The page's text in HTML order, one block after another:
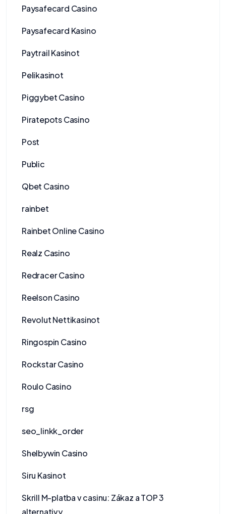
Paysafecard Casino
Paysafecard Kasino
Paytrail Kasinot
Pelikasinot
Piggybet Casino
Piratepots Casino
Post
Public
Qbet Casino
rainbet
Rainbet Online Casino
Realz Casino
Redracer Casino
Reelson Casino
Revolut Nettikasinot
Ringospin Casino
Rockstar Casino
Roulo Casino
rsg
seo_linkk_order
Shelbywin Casino
Siru Kasinot
Skrill M-platba v casinu: Zákaz a TOP 3